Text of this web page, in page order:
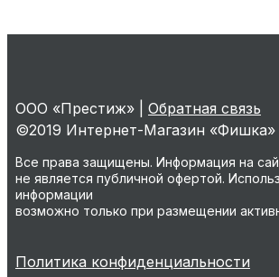
ООО «Престиж» | Обратная связь
©2019 Интернет-Магазин «Фишка»
Все права защищены. Информация на
не является публичной офертой.
информации
возможно только при размещении
Политика конфиденциальности